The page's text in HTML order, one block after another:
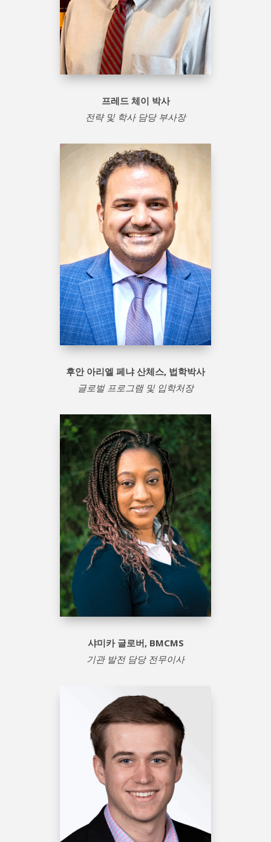
프레드 체이 박사
전략 및 학사 담당 부사장
후안 아리엘 페냐 산체스, 법학박사
글로벌 프로그램 및 입학처장
샤미카 글로버, BMCMS
기관 발전 담당 전무이사